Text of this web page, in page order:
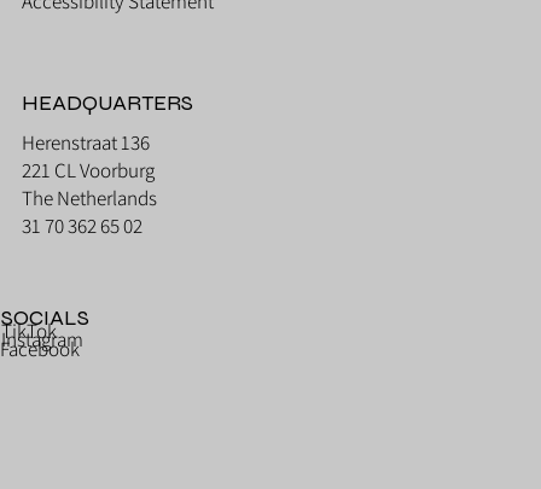
HEADQUARTERS
Herenstraat 136
221 CL Voorburg
The Netherlands
31 70 362 65 02
SOCIALS
TikTok
Instagram
Facebook